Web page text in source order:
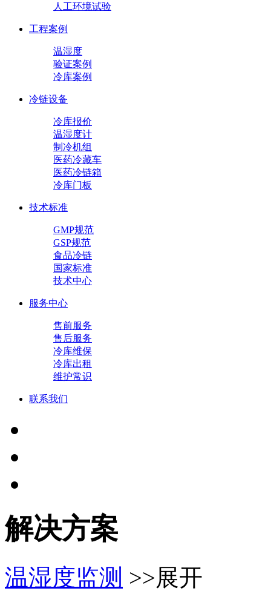
人工环境试验
工程案例
温湿度
验证案例
冷库案例
冷链设备
冷库报价
温湿度计
制冷机组
医药冷藏车
医药冷链箱
冷库门板
技术标准
GMP规范
GSP规范
食品冷链
国家标准
技术中心
服务中心
售前服务
售后服务
冷库维保
冷库出租
维护常识
联系我们
解决方案
温湿度监测 >>展开